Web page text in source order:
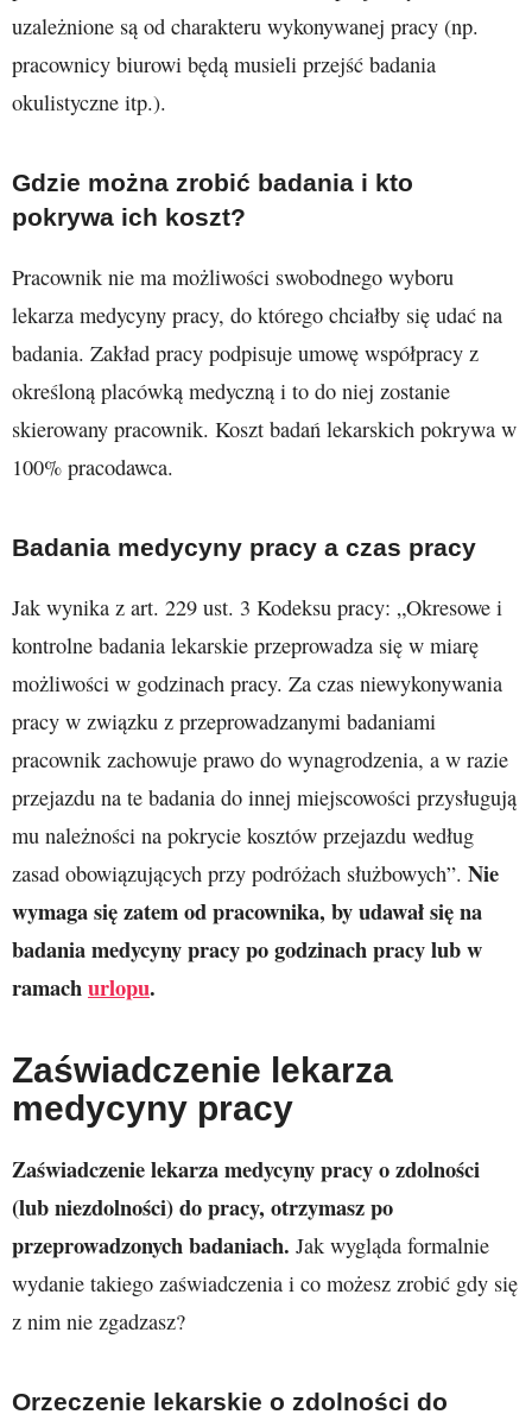
uzależnione są od charakteru wykonywanej pracy (np.
pracownicy biurowi będą musieli przejść badania
okulistyczne itp.).
Gdzie można zrobić badania i kto
pokrywa ich koszt?
Pracownik nie ma możliwości swobodnego wyboru
lekarza medycyny pracy, do którego chciałby się udać na
badania. Zakład pracy podpisuje umowę współpracy z
określoną placówką medyczną i to do niej zostanie
skierowany pracownik. Koszt badań lekarskich pokrywa w
100% pracodawca.
Badania medycyny pracy a czas pracy
Jak wynika z art. 229 ust. 3 Kodeksu pracy: „Okresowe i
kontrolne badania lekarskie przeprowadza się w miarę
możliwości w godzinach pracy. Za czas niewykonywania
pracy w związku z przeprowadzanymi badaniami
pracownik zachowuje prawo do wynagrodzenia, a w razie
przejazdu na te badania do innej miejscowości przysługują
mu należności na pokrycie kosztów przejazdu według
zasad obowiązujących przy podróżach służbowych”. Nie
wymaga się zatem od pracownika, by udawał się na
badania medycyny pracy po godzinach pracy lub w
ramachurlopu.
Zaświadczenie lekarza
medycyny pracy
Zaświadczenie lekarza medycyny pracy o zdolności
(lub niezdolności) do pracy, otrzymasz po
przeprowadzonych badaniach. Jak wygląda formalnie
wydanie takiego zaświadczenia i co możesz zrobić gdy się
z nim nie zgadzasz?
Orzeczenie lekarskie o zdolności do